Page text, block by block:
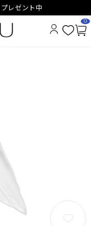
レゼント中
0